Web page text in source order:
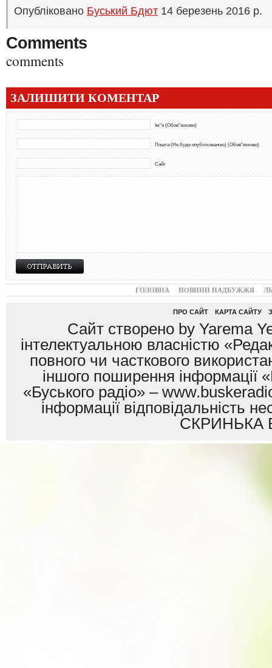
Опубліковано Буський Бдют 14 березень 2016 р.
Comments
comments
ЗАЛИШИТИ КОМЕНТАР
Ім"я (Обов"язково)
Пошта (Не буде опублікованою) (Обов"язково)
Сайт
ГОЛОВНА НОВИНИ НАДБУЖЖЯ
ПРО САЙТ КАРТА САЙТУ
Сайт створено by Yarema
інтелектуальною власністю
повного чи часткового
іншого поширення інформації
«Буського радіо» –
інформації
СКРИНЬКА